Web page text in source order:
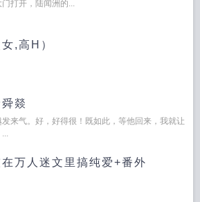
打开，陆闻洲的...
,高H）
燚
来气。好，好得很！既如此，等他回来，我就让
...
万人迷文里搞纯爱+番外